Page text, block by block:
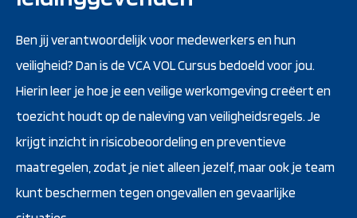
Ben jij verantwoordelijk voor medewerkers en hun
veiligheid? Dan is de VCA VOL Cursus bedoeld voor jou.
Hierin leer je hoe je een veilige werkomgeving creëert en
toezicht houdt op de naleving van veiligheidsregels. Je
krijgt inzicht in risicobeoordeling en preventieve
maatregelen, zodat je niet alleen jezelf, maar ook je team
kunt beschermen tegen ongevallen en gevaarlijke